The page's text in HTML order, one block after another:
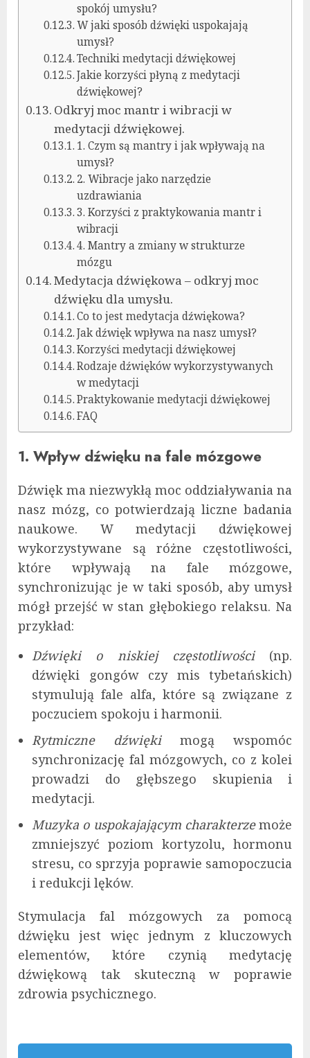
spokój umysłu?
W jaki sposób dźwięki uspokajają
umysł?
Techniki medytacji dźwiękowej
Jakie korzyści płyną z medytacji
dźwiękowej?
Odkryj moc mantr i wibracji w
medytacji dźwiękowej.
1. Czym są mantry i jak wpływają na
umysł?
2. Wibracje jako narzędzie
uzdrawiania
3. Korzyści z praktykowania mantr i
wibracji
4. Mantry a zmiany w strukturze
mózgu
Medytacja dźwiękowa – odkryj moc
dźwięku dla umysłu.
Co to jest medytacja dźwiękowa?
Jak dźwięk wpływa na nasz umysł?
Korzyści medytacji dźwiękowej
Rodzaje dźwięków wykorzystywanych
w medytacji
Praktykowanie medytacji dźwiękowej
FAQ
1. Wpływ dźwięku na fale mózgowe
Dźwięk ma niezwykłą moc oddziaływania na
nasz mózg, co potwierdzają liczne badania
naukowe. W medytacji dźwiękowej
wykorzystywane są różne częstotliwości,
które wpływają na fale mózgowe,
synchronizując je w taki sposób, aby umysł
mógł przejść w stan głębokiego relaksu. Na
przykład:
Dźwięki o niskiej częstotliwości(np.
dźwięki gongów czy mis tybetańskich)
stymulują fale alfa, które są związane z
poczuciem spokoju i harmonii.
Rytmiczne dźwiękimogą wspomóc
synchronizację fal mózgowych, co z kolei
prowadzi do głębszego skupienia i
medytacji.
Muzyka o uspokajającym charakterzemoże
zmniejszyć poziom kortyzolu, hormonu
stresu, co sprzyja poprawie samopoczucia
i redukcji lęków.
Stymulacja fal mózgowych za pomocą
dźwięku jest więc jednym z kluczowych
elementów, które czynią medytację
dźwiękową tak skuteczną w poprawie
zdrowia psychicznego.